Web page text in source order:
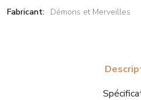
Fabricant: Démons et Merveilles